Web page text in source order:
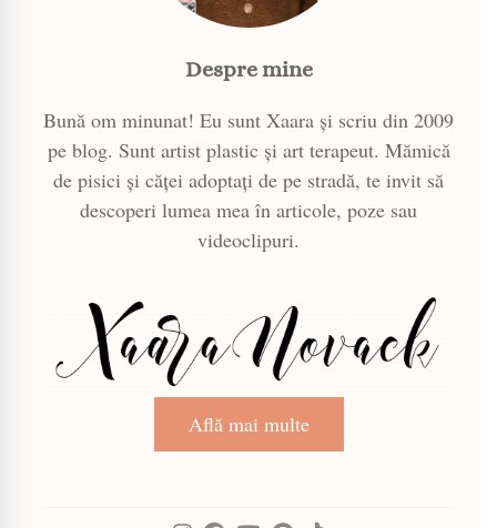
Despre mine
Bună om minunat! Eu sunt Xaara și scriu din 2009
pe blog. Sunt artist plastic și art terapeut. Mămică
de pisici și căței adoptați de pe stradă, te invit să
descoperi lumea mea în articole, poze sau
videoclipuri.
Află mai multe